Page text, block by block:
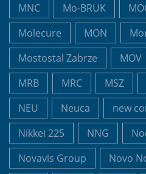
MNC
Mo-BRUK
Molecure
MON
Mostostal Zabrze
MOV
MRB
MRC MSZ
NEU
Neuca new
Nikkei 225
NNG
Novavis Group
Novo